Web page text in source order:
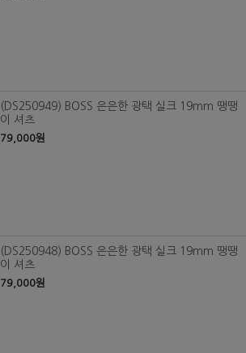
(DS250949) BOSS 은은한 광택 실크 19mm 땡땡
이 셔츠
79,000원
(DS250948) BOSS 은은한 광택 실크 19mm 땡땡
이 셔츠
79,000원